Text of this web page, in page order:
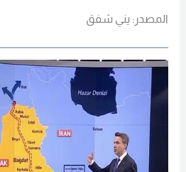
المصدر: يني شفق